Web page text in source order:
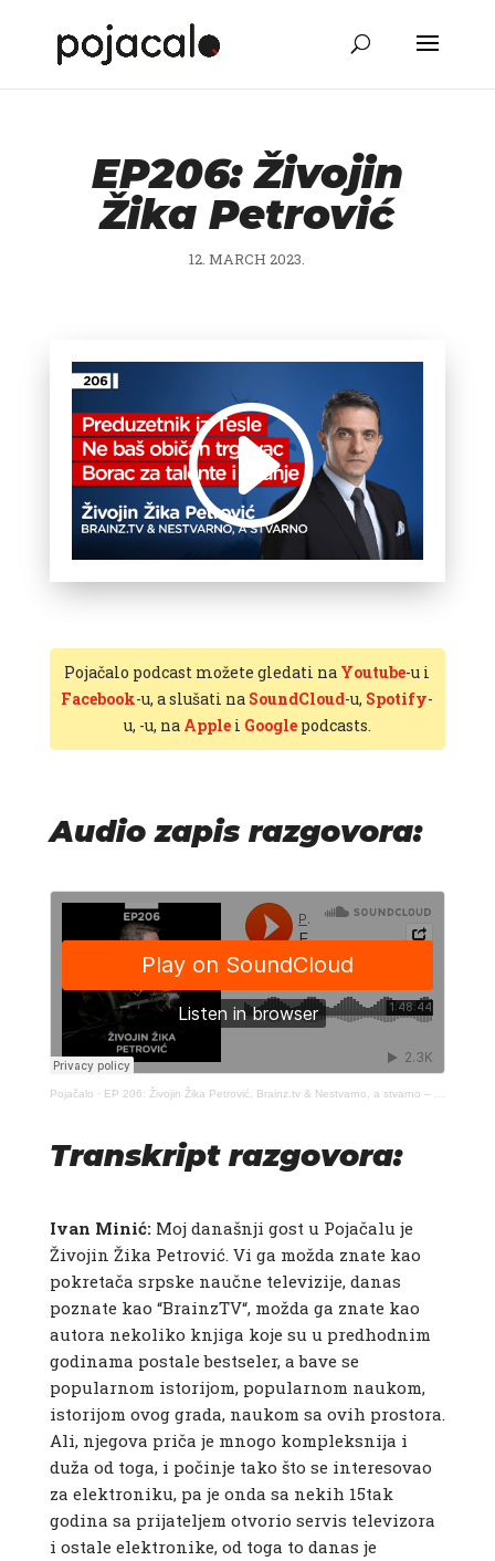
EP206: Živojin
Žika Petrović
12. MARCH 2023.
Pojačalo podcast možete gledati na Youtube-u i
Facebook-u, a slušati na SoundCloud-u, Spotify-
u, -u, na Applei Googlepodcasts.
Audio zapis razgovora:
Pojačalo · EP 206: Živojin Žika Petrović, Brainz.tv & Nestvarno, a stvarno – Pojačalo podcast
Transkript razgovora:
Ivan Minić:​ Moj današnji gost u Pojačalu je
Živojin Žika Petrović. Vi ga možda znate kao
pokretača srpske naučne televizije, danas
poznate kao “BrainzTV“, možda ga znate kao
autora nekoliko knjiga koje su u predhodnim
godinama postale bestseler, a bave se
popularnom istorijom, popularnom naukom,
istorijom ovog grada, naukom sa ovih prostora.
Ali, njegova priča je mnogo kompleksnija i
duža od toga, i počinje tako što se interesovao
za elektroniku, pa je onda sa nekih 15tak
godina sa prijateljem otvorio servis televizora
i ostale elektronike, od toga to danas je